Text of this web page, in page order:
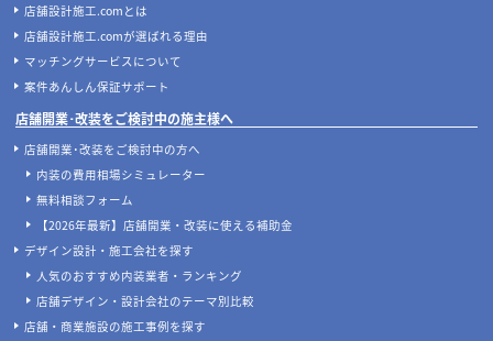
店舗設計施工.comとは
店舗設計施工.comが選ばれる理由
マッチングサービスについて
案件あんしん保証サポート
店舗開業･改装をご検討中の施主様へ
店舗開業･改装をご検討中の方へ
内装の費用相場シミュレーター
無料相談フォーム
【2026年最新】店舗開業・改装に使える補助金
デザイン設計・施工会社を探す
人気のおすすめ内装業者・ランキング
店舗デザイン・設計会社のテーマ別比較
店舗・商業施設の施工事例を探す